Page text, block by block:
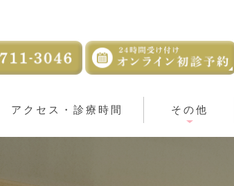
アクセス・診療時間 その他